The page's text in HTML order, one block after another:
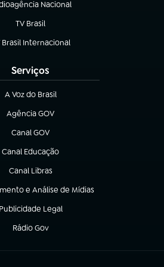
Nacional
em nova aba)
TV Brasil
(abre em nova aba)
Brasil Internacional
em nova aba)
Serviços
A Voz do Brasil
(abre em nova aba)
Agência GOV
(abre em nova aba)
Canal GOV
(abre em nova aba)
Canal Educação
(abre em nova aba)
Canal Libras
(abre em nova aba)
e Análise de Mídias
aba)
Publicidade Legal
(abre em nova aba)
Rádio Gov
(abre em nova aba)